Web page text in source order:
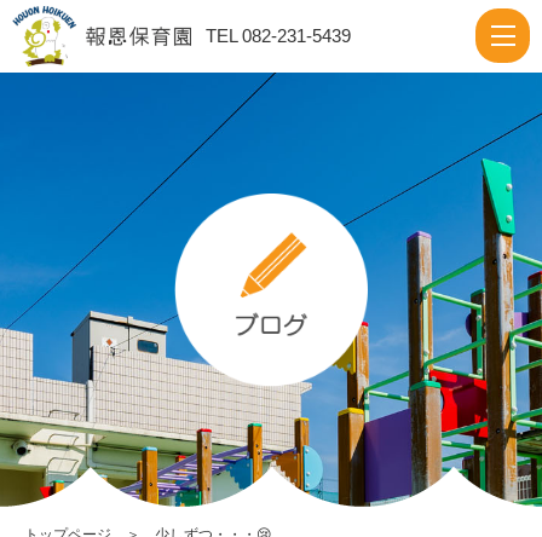
少
し
ず
報
恩
保
育
園
TEL 082-231-5439